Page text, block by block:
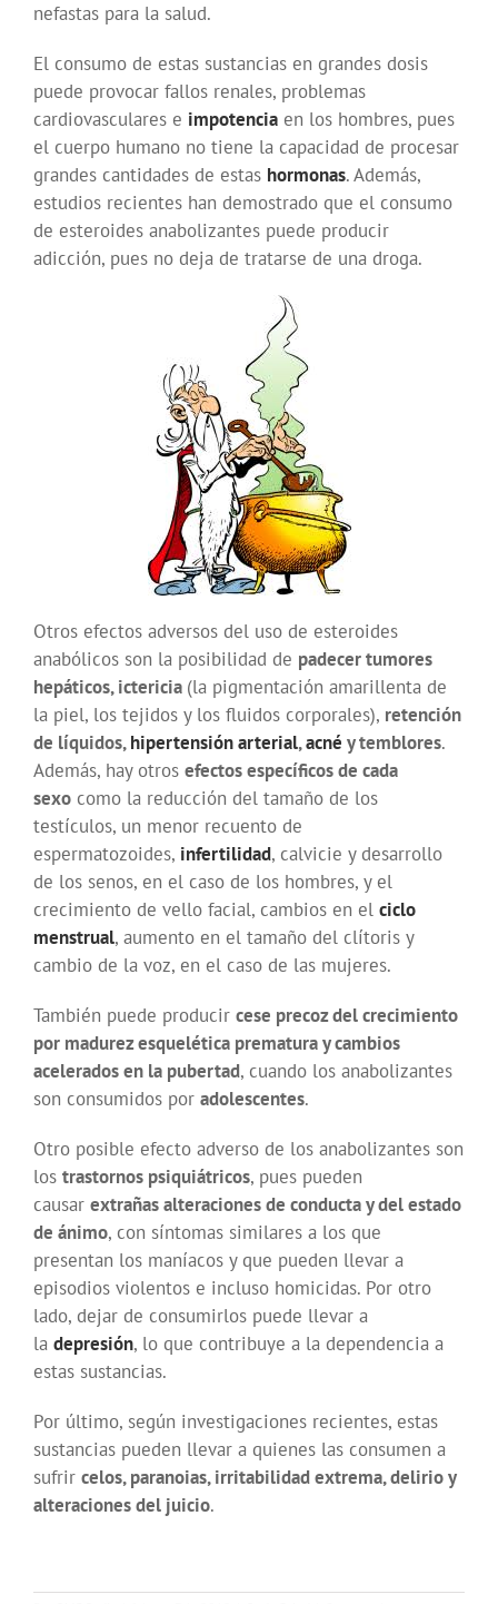
nefastas para la salud.
El consumo de estas sustancias en grandes dosis
puede provocar fallos renales, problemas
cardiovasculares e impotencia en los hombres, pues
el cuerpo humano no tiene la capacidad de procesar
grandes cantidades de estas hormonas. Además,
estudios recientes han demostrado que el consumo
de esteroides anabolizantes puede producir
adicción, pues no deja de tratarse de una droga.
Otros efectos adversos del uso de esteroides
anabólicos son la posibilidad de padecer tumores
hepáticos, ictericia (la pigmentación amarillenta de
la piel, los tejidos y los fluidos corporales), retención
de líquidos,hipertensión arterial,acné y temblores.
Además, hay otros efectos específicos de cada
sexo como la reducción del tamaño de los
testículos, un menor recuento de
espermatozoides, infertilidad, calvicie y desarrollo
de los senos, en el caso de los hombres, y el
crecimiento de vello facial, cambios en el ciclo
menstrual, aumento en el tamaño del clítoris y
cambio de la voz, en el caso de las mujeres.
También puede producir cese precoz del crecimiento
por madurez esquelética prematura y cambios
acelerados en la pubertad, cuando los anabolizantes
son consumidos por adolescentes.
Otro posible efecto adverso de los anabolizantes son
los trastornos psiquiátricos, pues pueden
causar extrañas alteraciones de conducta y del estado
de ánimo, con síntomas similares a los que
presentan los maníacos y que pueden llevar a
episodios violentos e incluso homicidas. Por otro
lado, dejar de consumirlos puede llevar a
la depresión, lo que contribuye a la dependencia a
estas sustancias.
Por último, según investigaciones recientes, estas
sustancias pueden llevar a quienes las consumen a
sufrir celos, paranoias, irritabilidad extrema, delirio y
alteraciones del juicio.